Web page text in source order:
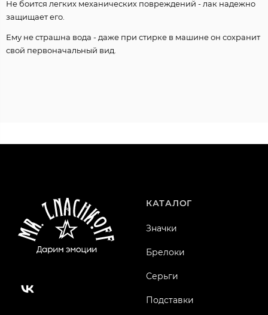
Не боится легких механических повреждений - лак надежно
защищает его.
Ему не страшна вода - даже при стирке в машине он сохранит
свой первоначальный вид.
КАТАЛОГ
Значки
Брелоки
Серьги
Подставки